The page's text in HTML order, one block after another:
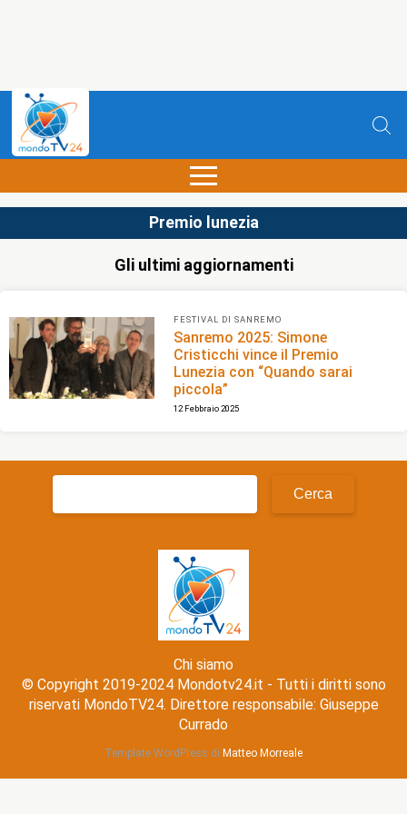
Premio lunezia
Gli ultimi aggiornamenti
FESTIVAL DI SANREMO
Sanremo 2025: Simone
Cristicchi vince il Premio
Lunezia con “Quando sarai
piccola”
12 Febbraio 2025
Ricerca
Chi siamo
© Copyright 2019-2024 Mondotv24.it - Tutti i diritti sono
riservati MondoTV24. Direttore responsabile: Giuseppe
Currado
Template WordPress di Matteo Morreale